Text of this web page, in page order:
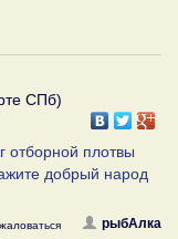
СПб)
отборной плотвы
добрый народ
рыбАлка